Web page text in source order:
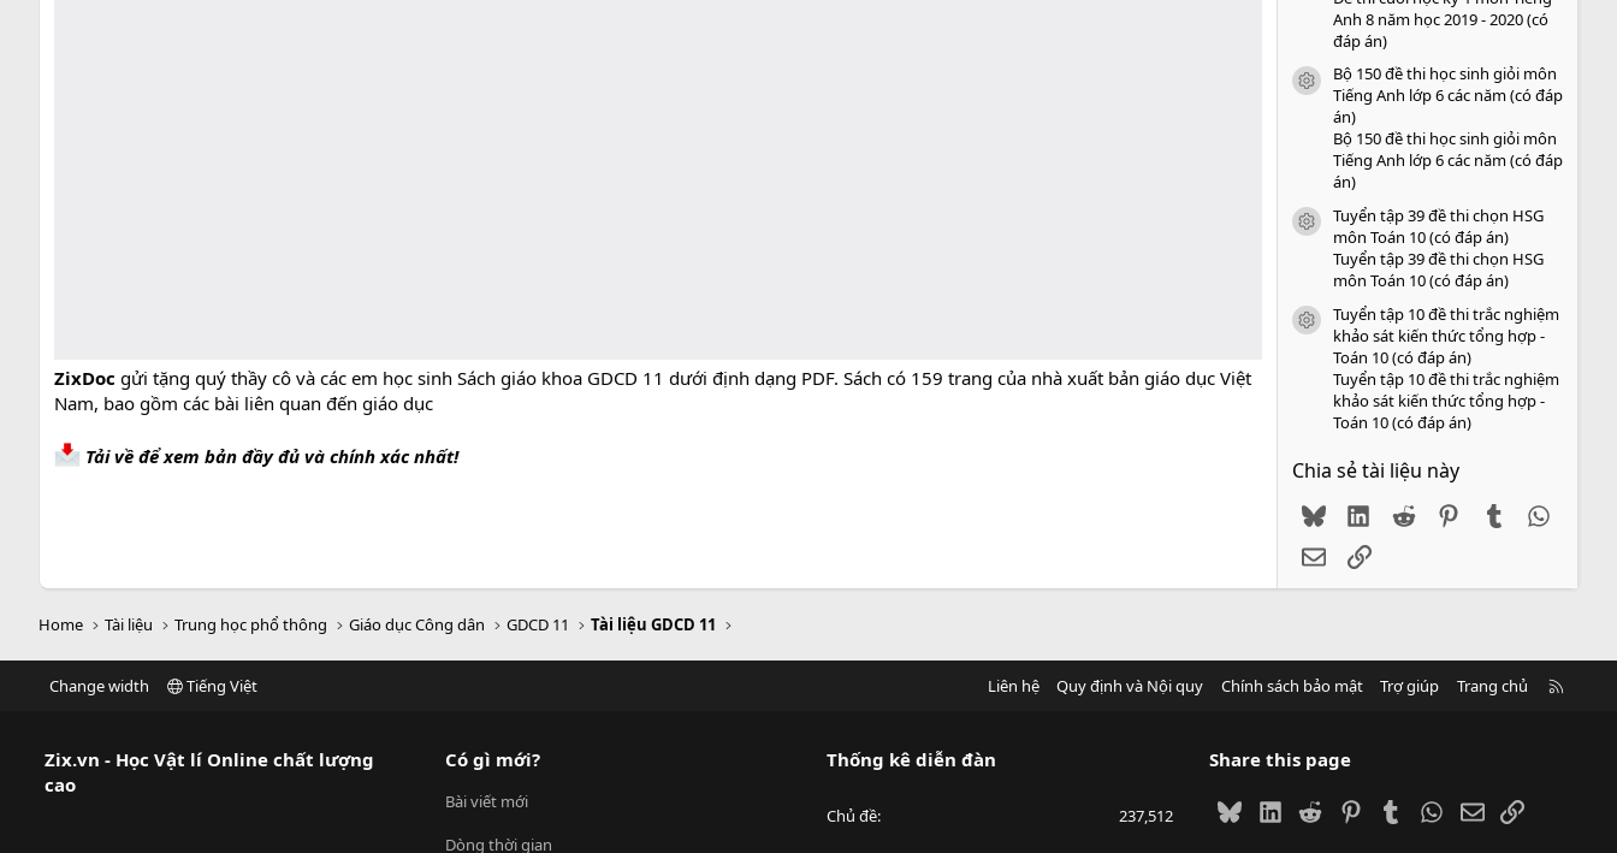
ZixDoc gửi tặng quý thầy cô và các em học sinh Sách giáo khoa GDCD 11 dưới định dạng PDF. Sách có 159 trang của nhà xuất bản giáo dục Việt
Nam, bao gồm các bài liên quan đến giáo dục
Tải về để xem bản đầy đủ và chính xác nhất!
Anh 8 năm học 2019 - 2020 (có
đáp án)
icon tài liệu
Bộ 150 đề thi học sinh giỏi môn
Tiếng Anh lớp 6 các năm (có đáp
án)
Bộ 150 đề thi học sinh giỏi môn
Tiếng Anh lớp 6 các năm (có đáp
án)
icon tài liệu
Tuyển tập 39 đề thi chọn HSG
môn Toán 10 (có đáp án)
Tuyển tập 39 đề thi chọn HSG
môn Toán 10 (có đáp án)
icon tài liệu
Tuyển tập 10 đề thi trắc nghiệm
khảo sát kiến thức tổng hợp -
Toán 10 (có đáp án)
Tuyển tập 10 đề thi trắc nghiệm
khảo sát kiến thức tổng hợp -
Toán 10 (có đáp án)
Chia sẻ tài liệu này
BlueskyLinkedIn
Reddit PinterestTumblr
EmailLink
Home Tài liệu Trung học phổ thông Giáo dục Công dân GDCD 11 Tài liệu GDCD 11
Change width Tiếng Việt Liên hệ Quy định và Nội quy Chính sách bảo mật Trợ giúp Trang chủ
Zix.vn - Học Vật lí Online chất lượng
cao
Có gì mới?
Bài viết mới
Dòng thời gian
Thống kê diễn đàn
Chủ đề 237,512
Share this page
BlueskyLinkedIn
Reddit PinterestTumblrWhatsApp
EmailLink